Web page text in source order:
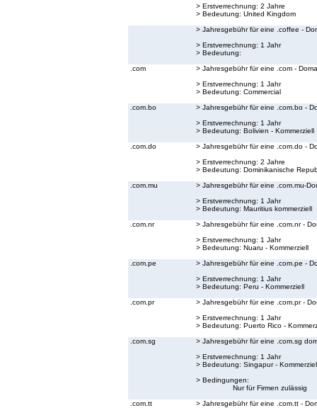
> Erstverrechnung: 2 Jahre
> Bedeutung: United Kingdom
> Jahresgebühr für eine .coffee -
> Erstverrechnung: 1 Jahr
> Bedeutung:
.com
> Jahresgebühr für eine .com -
> Erstverrechnung: 1 Jahr
> Bedeutung: Commercial
.com.bo
> Jahresgebühr für eine .com.bo -
> Erstverrechnung: 1 Jahr
> Bedeutung: Bolivien - Kommerziell
.com.do
> Jahresgebühr für eine .com.do -
> Erstverrechnung: 2 Jahre
> Bedeutung: Dominikanische
.com.mu
> Jahresgebühr für eine .com.mu-
> Erstverrechnung: 1 Jahr
> Bedeutung: Mauritius kommerziell
.com.nr
> Jahresgebühr für eine .com.nr -
> Erstverrechnung: 1 Jahr
> Bedeutung: Nuaru - Kommerziell
.com.pe
> Jahresgebühr für eine .com.pe -
> Erstverrechnung: 1 Jahr
> Bedeutung: Peru - Kommerziell
.com.pr
> Jahresgebühr für eine .com.pr -
> Erstverrechnung: 1 Jahr
> Bedeutung: Puerto Rico -
.com.sg
> Jahresgebühr für eine .com.sg
> Erstverrechnung: 1 Jahr
> Bedeutung: Singapur -
> Bedingungen:
Nur für Firmen zulässig
.com.tt
> Jahresgebühr für eine .com.tt -